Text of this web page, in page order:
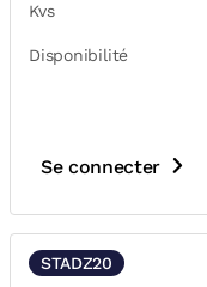
Kvs
Disponibilité
Se connecter
STADZ20